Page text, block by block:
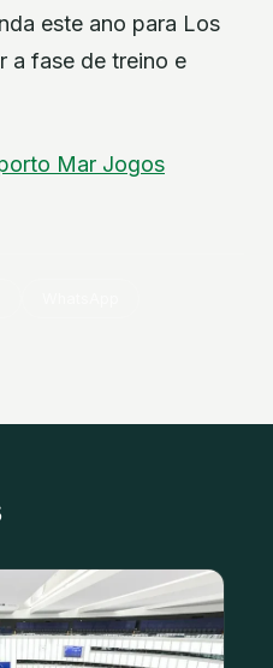
este ano para Los
a fase de treino e
Mar Jogos